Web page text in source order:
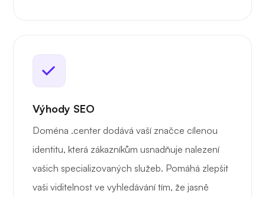
Výhody SEO
Doména .center dodává vaší značce cílenou
identitu, která zákazníkům usnadňuje nalezení
vašich specializovaných služeb. Pomáhá zlepšit
vaši viditelnost ve vyhledávání tím, že jasně